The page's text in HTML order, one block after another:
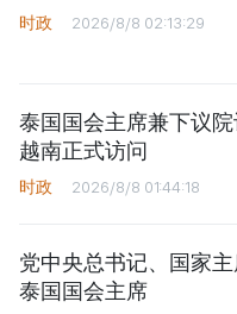
时政 2026/8/8 02:13:29
泰国国会主席兼下议
越南正式访问
时政 2026/8/8 01:44:18
党中央总书记、国家
泰国国会主席